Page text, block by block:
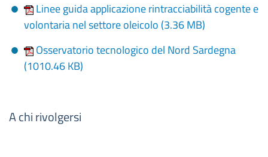
Linee guida applicazione rintracciabilità cogente e
volontaria nel settore oleicolo (3.36 MB)
Osservatorio tecnologico del Nord Sardegna
(1010.46 KB)
A chi rivolgersi